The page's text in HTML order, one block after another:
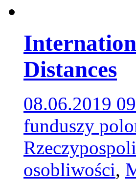
Distances
08.06.2019
funduszy
osobliwości,